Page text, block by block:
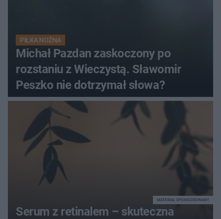
PIŁKA NOŻNA
Michał Pazdan zaskoczony po
rozstaniu z Wieczystą. Sławomir
Peszko nie dotrzymał słowa?
Serum z retinalem – skuteczna
MATERIAŁ SPONSOROWANY